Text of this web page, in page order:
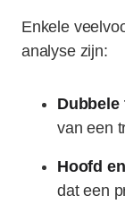
Enkele
analyse zijn:
Dubbele
van een
Hoofd
dat een